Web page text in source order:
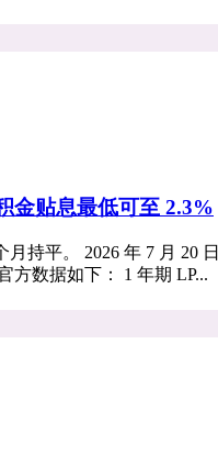
金贴息最低可至 2.3%
月持平。 2026 年 7 月 20
方数据如下： 1 年期 LP...